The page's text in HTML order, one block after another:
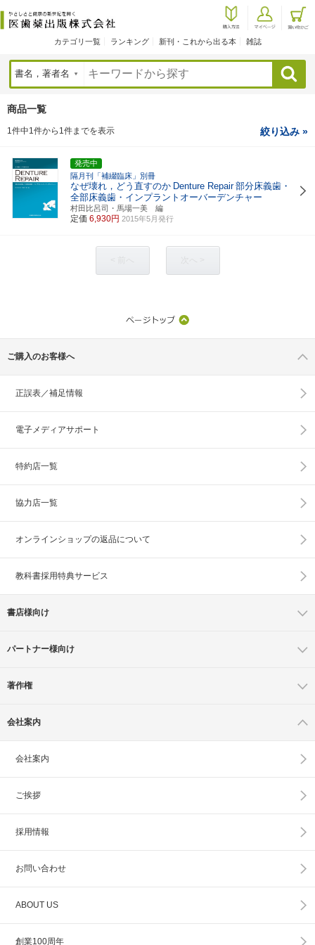
カテゴリ一覧 ランキング 新刊・これから出る本 雑誌
検索
商品一覧
1件中1件から1件までを表示 絞り込み »
発売中
隔月刊「補綴臨床」別冊
なぜ壊れ，どう直すのか Denture Repair 部分床義歯・
全部床義歯・インプラントオーバーデンチャー
村田比呂司・馬場一美 編
定価 6,930円 2015年5月発行
ご購入のお客様へ
正誤表／補足情報
電子メディアサポート
特約店一覧
協力店一覧
オンラインショップの返品について
教科書採用特典サービス
書店様向け
パートナー様向け
著作権
会社案内
会社案内
ご挨拶
採用情報
お問い合わせ
ABOUT US
創業100周年